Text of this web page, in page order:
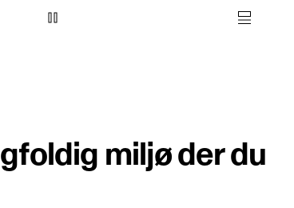
miljø der du